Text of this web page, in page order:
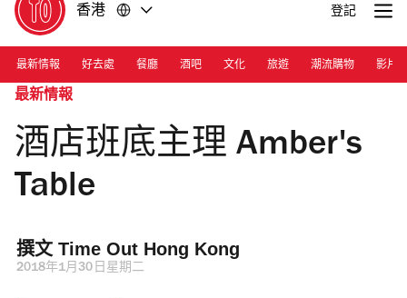
香港 登記
最新情報 好去處 餐廳 酒吧 文化 旅遊 潮流購物 影片
最新情報
酒店班底主理 Amber's
Table
撰文 Time Out Hong Kong
2018年1月30日星期二